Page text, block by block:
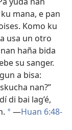
mana, e pan
Komo ku
usa un otro
haña bida
su sanger.
a bisa:
nan?”
di bai lag’é,
a—Huan 6:48-